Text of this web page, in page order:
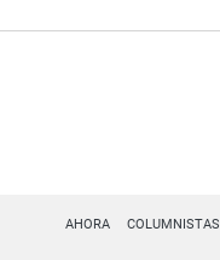
AHORA COLUMNISTAS